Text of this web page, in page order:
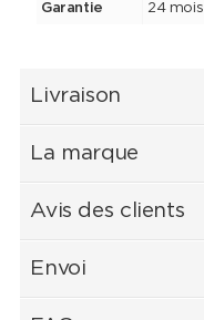
Garantie 24 mois
Livraison
La marque
Avis des clients
Envoi